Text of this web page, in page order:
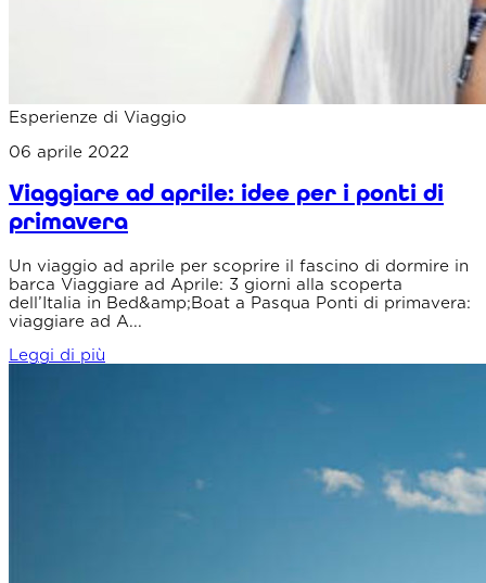
Esperienze di Viaggio
06 aprile 2022
Viaggiare ad aprile: idee per i ponti di
primavera
Un viaggio ad aprile per scoprire il fascino di dormire in
barca Viaggiare ad Aprile: 3 giorni alla scoperta
dell’Italia in Bed&amp;Boat a Pasqua Ponti di primavera:
viaggiare ad A...
Leggi di più